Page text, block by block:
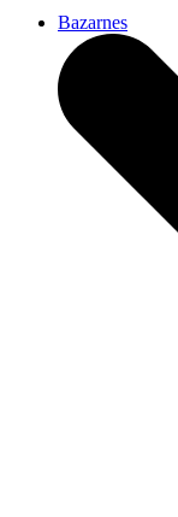
Bazarnes